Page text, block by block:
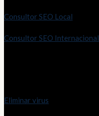
Consultor SEO Local
Consultor SEO Internacional
Eliminar virus